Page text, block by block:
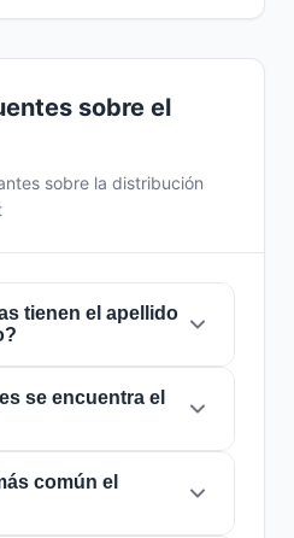
sobre el
sobre la distribución
tienen el apellido
3.382
que aproximadamente 1
en el mundo
encuentra presente en
se encuentra el
presente en36 países
lo clasifica como un
común el